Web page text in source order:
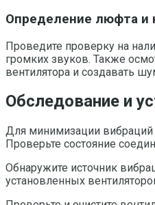
Определение люфта и
Проведите проверку на
громких звуков. Также
вентилятора и создавать
Обследование и
Для минимизации вибраций
Проверьте состояние
Обнаружите источник
установленных